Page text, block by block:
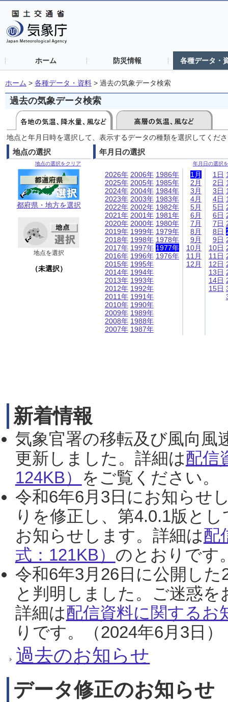
ホーム 防災情報 各種データ・
ホーム > 各種データ・資料 > 過去の気象データ検索
過去の気象データ検索
地点と年月日時を選択して、表示するデータの種類を選択してくだ
地点の選択
地点の選択をクリア
都府県・地方を選択
地点を選択
（未選択）
年月日の選択
年月日の選択
2026年
2025年
2024年
2023年
2022年
2021年
2020年
2019年
2018年
2017年
2016年
2015年
2014年
2013年
2012年
2011年
2010年
2009年
2008年
2007年
2006年
2005年
2004年
2003年
2002年
2001年
2000年
1999年
1998年
1997年
1996年
1995年
1994年
1993年
1992年
1991年
1990年
1989年
1988年
1987年
1986年
1985年
1984年
1983年
1982年
1981年
1980年
1979年
1978年
1977年
1976年
1月
2月
3月
4月
5月
6月
7月
8月
9月
10月
11月
12月
1日
2日
3日
4日
5日
6日
7日
8日
9日
10日
11日
12日
13日
14日
15日
新着情報
気象官署の移転及び風向風
更新しました。詳細は配信
124KB） をご覧ください。
令和6年6月3日にお知らせ
りを修正し、第4.0.1版と
お知らせします。詳細は配
式：121KB） のとおりです
令和6年3月26日に公開し
と判明しました。ご迷惑
詳細は配信資料に関するお
りです。（2024年6月3日）
過去のお知らせ
データ修正のお知らせ